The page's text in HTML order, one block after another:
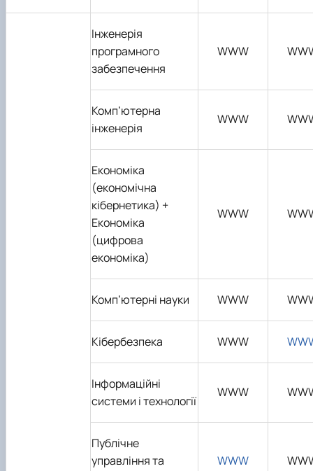
Інженерія
програмного
забезпечення
WWW
Комп’ютерна
інженерія
WWW
Економіка
(економічна
кібернетика) +
Економіка
(цифрова
економіка)
WWW
Комп’ютерні науки WWW
Кібербезпека WWW
Інформаційні
системи і технології
WWW
Публічне
управління та
WWW